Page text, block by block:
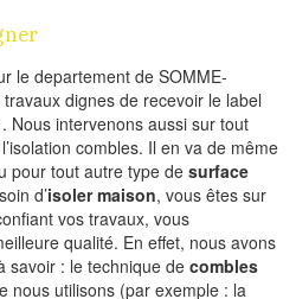
le departement de SOMME-
dignes de recevoir le label
. Nous intervenons aussi sur tout
combles. Il en va de même
pour tout autre type de surface
d’isoler maison, vous êtes sur
vos travaux, vous
qualité. En effet, nous avons
savoir : le technique de combles
nous utilisons (par exemple : la